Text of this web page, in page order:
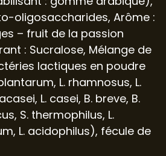
oligosaccharides, Arôme :
– fruit de la passion
: Sucralose, Mélange de
lactiques en poudre
L. rhamnosus, L.
L. casei, B. breve, B.
S. thermophilus, L.
L. acidophilus), fécule de